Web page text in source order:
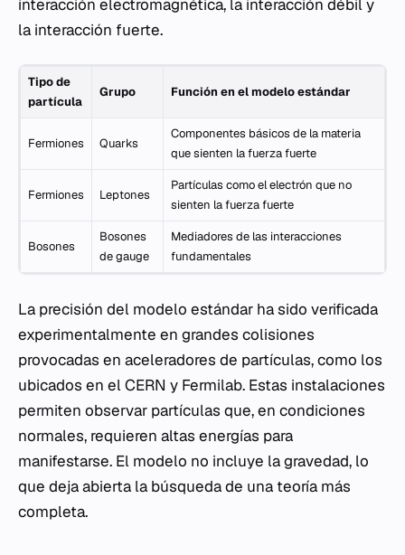
interacción electromagnética, la interacción débil y
la interacción fuerte.
Tipo de
partícula
Grupo Función en el modelo estándar
Fermiones Quarks
Componentes básicos de la materia
que sienten la fuerza fuerte
Fermiones Leptones
Partículas como el electrón que no
sienten la fuerza fuerte
Bosones
Bosones
de gauge
Mediadores de las interacciones
fundamentales
La precisión del modelo estándar ha sido verificada
experimentalmente en grandes colisiones
provocadas en aceleradores de partículas, como los
ubicados en el CERN y Fermilab. Estas instalaciones
permiten observar partículas que, en condiciones
normales, requieren altas energías para
manifestarse. El modelo no incluye la gravedad, lo
que deja abierta la búsqueda de una teoría más
completa.